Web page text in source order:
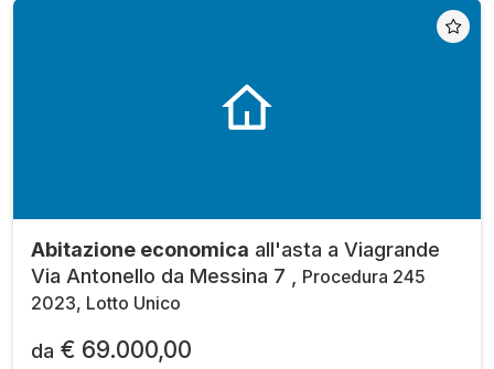
Abitazione economica all'asta a Viagrande
Via Antonello da Messina 7 ,
Procedura 245
2023, Lotto Unico
da € 69.000,00